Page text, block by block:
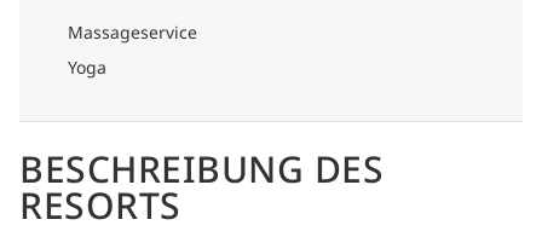
Massageservice
Yoga
BESCHREIBUNG DES
RESORTS